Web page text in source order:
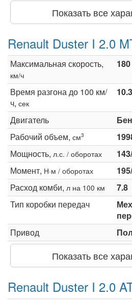
Показать все
Renault Duster I 2.0
Максимальная скорость,
км/ч
180
Время разгона до 100 км/
ч, сек
10.3
Двигатель
Рабочий объем, см3
Мощность, л.с. / оборотах
Момент, Н·м / оборотах
Расход комби, л на 100 км
7.8
Тип коробки передач
Привод
Показать все
Renault Duster I 2.0